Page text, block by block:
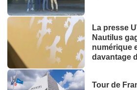
La presse
Nautilus
numérique
davantage
Tour de